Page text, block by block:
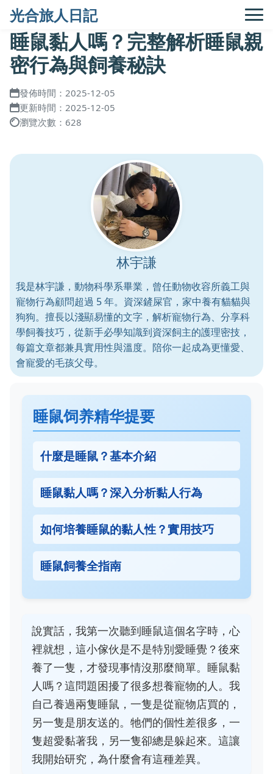
光合旅人日記
睡鼠黏人嗎？完整解析睡鼠親
密行為與飼養秘訣
發佈時間：2025-12-05
更新時間：2025-12-05
瀏覽次數：628
林宇謙
我是林宇謙，動物科學系畢業，曾任動物收容所義工與
寵物行為顧問超過 5 年。資深鏟屎官，家中養有貓貓與
狗狗。擅長以淺顯易懂的文字，解析寵物行為、分享科
學飼養技巧，從新手必學知識到資深飼主的護理密技，
每篇文章都兼具實用性與溫度。陪你一起成為更懂愛、
會寵愛的毛孩父母。
睡鼠饲养精华提要
什麼是睡鼠？基本介紹
睡鼠黏人嗎？深入分析黏人行為
如何培養睡鼠的黏人性？實用技巧
睡鼠飼養全指南
說實話，我第一次聽到睡鼠這個名字時，心
裡就想，這小傢伙是不是特別愛睡覺？後來
養了一隻，才發現事情沒那麼簡單。睡鼠黏
人嗎？這問題困擾了很多想養寵物的人。我
自己養過兩隻睡鼠，一隻是從寵物店買的，
另一隻是朋友送的。牠們的個性差很多，一
隻超愛黏著我，另一隻卻總是躲起來。這讓
我開始研究，為什麼會有這種差異。